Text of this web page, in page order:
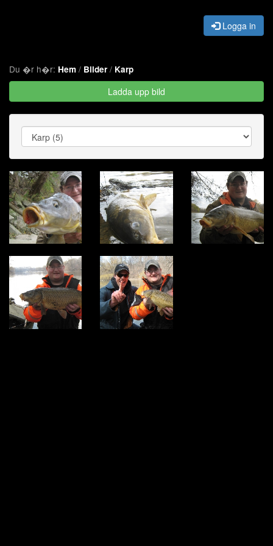
Logga in
Du �r h�r: Hem / Bilder / Karp
Ladda upp bild